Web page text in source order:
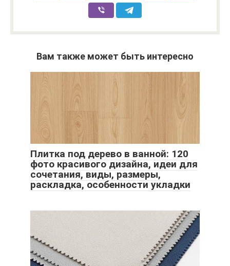
Вам также может быть интересно
Плитка под дерево в ванной: 120
фото красивого дизайна, идеи для
сочетания, виды, размеры,
раскладка, особенности укладки